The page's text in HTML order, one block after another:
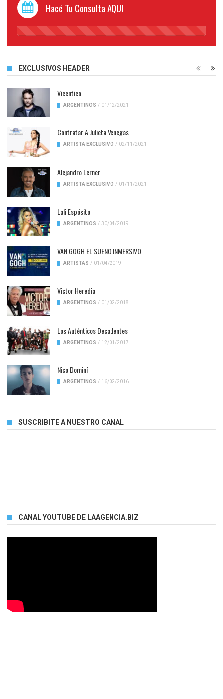
Hacé Tu Consulta AQUI
45%
EXCLUSIVOS HEADER
Vicentico
ARGENTINOS / 01/12/2021
Contratar A Julieta Venegas
ARTISTA EXCLUSIVO / 02/11/2021
Alejandro Lerner
ARTISTA EXCLUSIVO / 01/11/2021
Lali Espósito
ARGENTINOS / 30/04/2019
VAN GOGH EL SUENO INMERSIVO
ARTISTAS / 01/04/2019
Victor Heredia
ARGENTINOS / 01/02/2018
Los Auténticos Decadentes
ARGENTINOS / 12/01/2017
Nico Dominí
ARGENTINOS / 16/02/2016
SUSCRIBITE A NUESTRO CANAL
CANAL YOUTUBE DE LAAGENCIA.BIZ